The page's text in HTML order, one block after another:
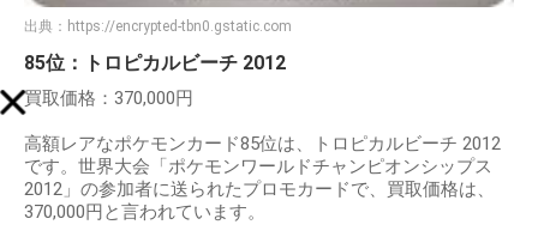
出典： https://encrypted-tbn0.gstatic.com
85位：トロピカルビーチ 2012
買取価格：370,000円
高額レアなポケモンカード85位は、トロピカルビーチ 2012
です。世界大会「ポケモンワールドチャンピオンシップス
2012」の参加者に送られたプロモカードで、買取価格は、
370,000円と言われています。